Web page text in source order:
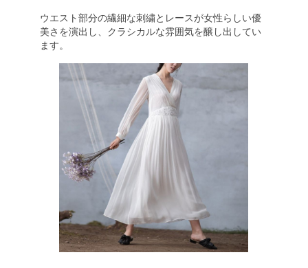
ウエスト部分の繊細な刺繍とレースが女性らしい優
美さを演出し、クラシカルな雰囲気を醸し出してい
ます。